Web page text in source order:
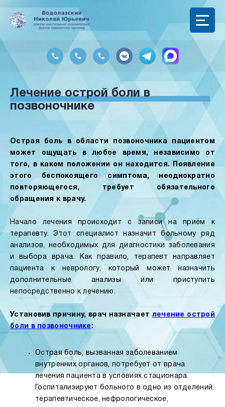
Лечение острой боли в
позвоночнике
Острая боль в области позвоночника пациентом
может ощущать в любое время, независимо от
того, в каком положении он находится. Появление
этого беспокоящего симптома, неоднократно
повторяющегося, требует обязательного
обращения к врачу.
Начало лечения происходит с записи на приём к
терапевту. Этот специалист назначит больному ряд
анализов, необходимых для диагностики заболевания
и выбора врача. Как правило, терапевт направляет
пациента к неврологу, который может назначить
дополнительные анализы или приступить
непосредственно к лечению.
Установив причину, врач назначает лечение острой
боли в позвоночнике :
Острая боль, вызванная заболеванием
внутренних органов, потребует от врача
лечения пациента в условиях стационара.
Госпитализируют больного в одно из отделений:
терапевтическое, нефрологическое,